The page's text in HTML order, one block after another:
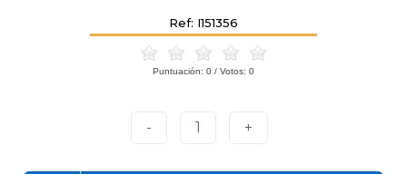
Ref: I151356
Puntuación: 0 / Votos: 0
- 1 +